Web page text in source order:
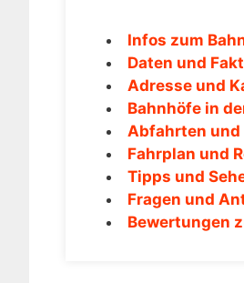
Infos zum
Daten und
Adresse und
Bahnhöfe in
Abfahrten
Fahrplan und
Tipps und
Fragen und
Bewertungen